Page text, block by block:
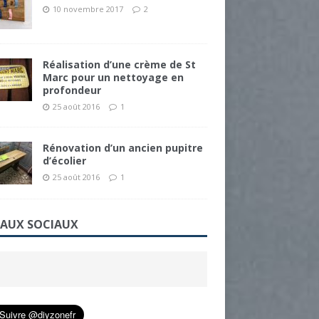
10 novembre 2017 2
Réalisation d’une crème de St
Marc pour un nettoyage en
profondeur
25 août 2016 1
Rénovation d’un ancien pupitre
d’écolier
25 août 2016 1
SOCIAUX